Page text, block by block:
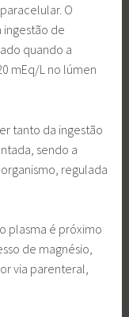
O
ingestão de
quando a
mEq/L no lúmen
tanto da ingestão
sendo a
regulada
plasma é próximo
de magnésio,
via parenteral,